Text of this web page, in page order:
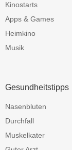
Kinostarts
Apps & Games
Heimkino
Musik
Gesundheitstipps
Nasenbluten
Durchfall
Muskelkater